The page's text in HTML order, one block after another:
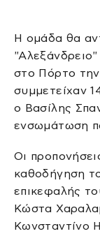
Η ομάδα θα
στο Πόρτο
συμμετείχαν
ο Βασίλης
ενσωμάτωση
Οι
καθοδήγηση
επικεφαλής
Κώστα
Κωνσταντίνο